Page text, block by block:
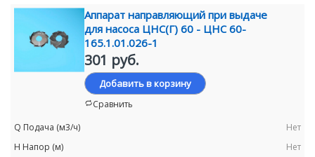
Аппарат направляющий при выдаче
для насоса ЦНС(Г) 60 - ЦНС 60-
165.1.01.026-1
301 руб.
Добавить в корзину
Сравнить
Нет
Нет